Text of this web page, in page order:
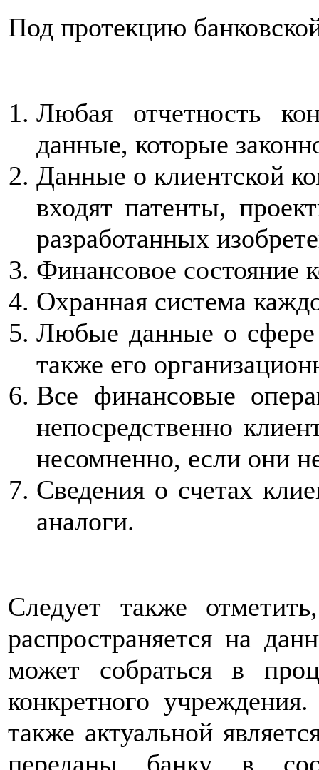
Под протекцию
Любая отчетность
данные, которые
Данные о клиентской
входят патенты,
разработанных
Финансовое состояние
Охранная система
Любые данные о сфере
также его
Все финансовые
непосредственно
несомненно, если они
Сведения о счетах
аналоги.
Следует также
распространяется на
может собраться в
конкретного
также актуальной
переданы банку в